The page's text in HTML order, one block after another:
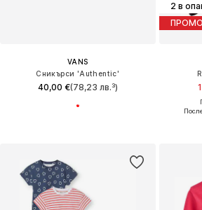
VANS
Сникърси 'Authentic'
40,00 €(78,23 лв.³)
2 в